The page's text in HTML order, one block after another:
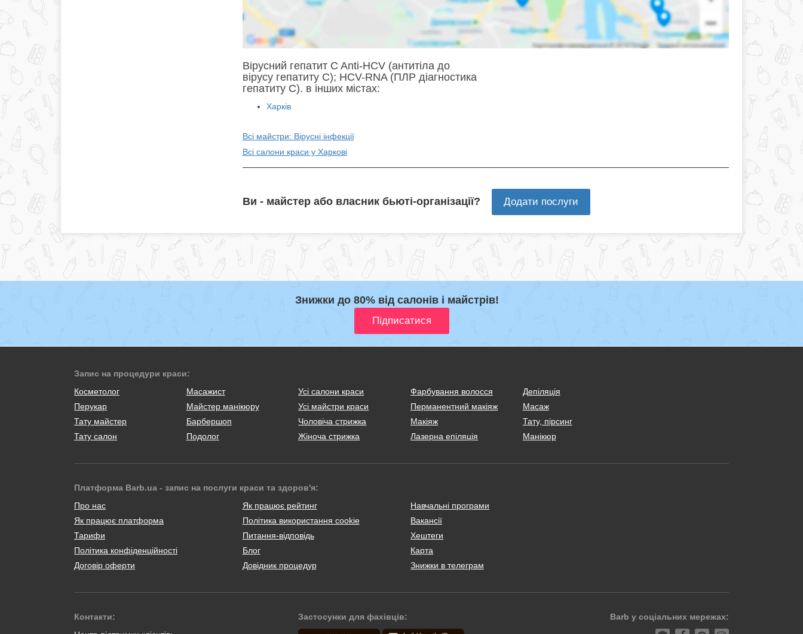
Вірусний гепатит C Anti-HCV (антитіла до
вірусу гепатиту C); HCV-RNA (ПЛР діагностика
гепатиту C). в інших містах:
Харків
Всі майстри: Вірусні інфекції
Всі салони краси у Харкові
Ви - майстер або власник бьюті-організації? Додати послуги
Знижки до 80% від салонів і майстрів!
Запис на процедури краси:
Косметолог
Масажист
Перукар
Майстер манікюру
Тату майстер
Барбершоп
Тату салон
Подолог
Усі салони краси
Усі майстри краси
Чоловіча стрижка
Жіноча стрижка
Фарбування волосся
Перманентний макіяж
Макіяж
Лазерна епіляція
Депіляція
Масаж
Тату, пірсинг
Манікюр
Платформа Barb.ua - запис на послуги краси та здоров'я:
Про нас
Як працює платформа
Тарифи
Політика конфіденційності
Договір оферти
Як працює рейтинг
Політика використання cookie
Питання-відповідь
Блог
Довідник процедур
Навчальні програми
Вакансії
Хештеги
Карта
Знижки в телеграм
Контакти:
Застосунки для фахівців: Barb у соціальних мережах: